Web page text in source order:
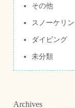
その他
スノーケリ
ダイビング
未分類
Archives